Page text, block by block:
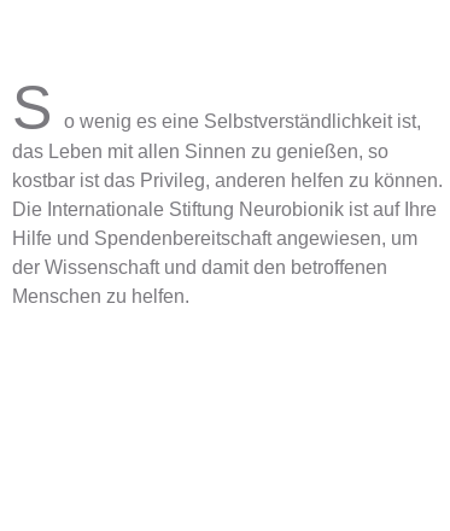
S
o wenig es eine Selbstverständlichkeit ist,
das Leben mit allen Sinnen zu genießen, so
kostbar ist das Privileg, anderen helfen zu können.
Die Internationale Stiftung Neurobionik ist auf Ihre
Hilfe und Spendenbereitschaft angewiesen, um
der Wissenschaft und damit den betroffenen
Menschen zu helfen.